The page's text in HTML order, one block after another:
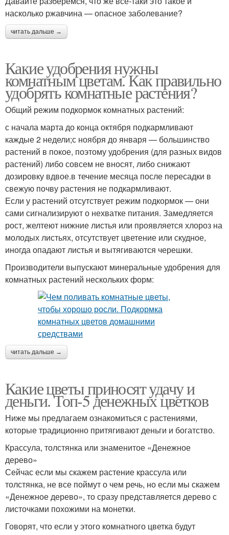
насколько ржавчина — опасное заболевание?
читать дальше →
Какие удобрения нужны
комнатным цветам. Как правильно
удобрять комнатные растения?
Общий режим подкормок комнатных растений:
с начала марта до конца октября подкармливают
каждые 2 недели;с ноября до января — большинство
растений в покое, поэтому удобрения (для разных видов
растений) либо совсем не вносят, либо снижают
дозировку вдвое.в течение месяца после пересадки в
свежую почву растения не подкармливают.
Если у растений отсутствует режим подкормок — они
сами сигнализируют о нехватке питания. Замедляется
рост, желтеют нижние листья или проявляется хлороз на
молодых листьях, отсутствует цветение или скудное,
иногда опадают листья и вытягиваются черешки.
Производители выпускают минеральные удобрения для
комнатных растений нескольких форм:
читать дальше →
Какие цветы приносят удачу и
деньги. Топ-5 денежных цветков
Ниже мы предлагаем ознакомиться с растениями,
которые традиционно притягивают деньги и богатство.
Крассула, толстянка или знаменитое «Денежное
дерево»
Сейчас если мы скажем растение крассула или
толстянка, не все поймут о чем речь, но если мы скажем
«Денежное дерево», то сразу представляется дерево с
листочками похожими на монетки.
Говорят, что если у этого комнатного цветка будут